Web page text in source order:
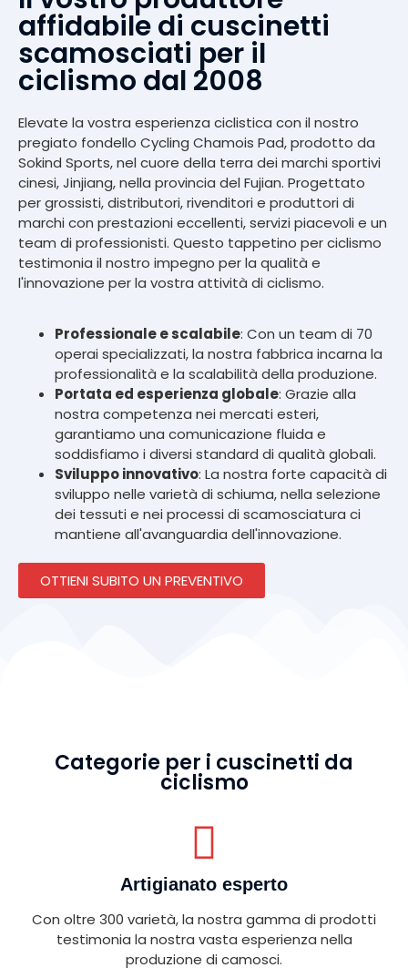
affidabile di cuscinetti
scamosciati per il
ciclismo dal 2008
Elevate la vostra esperienza ciclistica con il nostro
pregiato fondello Cycling Chamois Pad, prodotto da
Sokind Sports, nel cuore della terra dei marchi sportivi
cinesi, Jinjiang, nella provincia del Fujian. Progettato
per grossisti, distributori, rivenditori e produttori di
marchi con prestazioni eccellenti, servizi piacevoli e un
team di professionisti. Questo tappetino per ciclismo
testimonia il nostro impegno per la qualità e
l'innovazione per la vostra attività di ciclismo.
Professionale e scalabile: Con un team di 70
operai specializzati, la nostra fabbrica incarna la
professionalità e la scalabilità della produzione.
Portata ed esperienza globale: Grazie alla
nostra competenza nei mercati esteri,
garantiamo una comunicazione fluida e
soddisfiamo i diversi standard di qualità globali.
Sviluppo innovativo: La nostra forte capacità di
sviluppo nelle varietà di schiuma, nella selezione
dei tessuti e nei processi di scamosciatura ci
mantiene all'avanguardia dell'innovazione.
OTTIENI SUBITO UN PREVENTIVO
Categorie per i cuscinetti da
ciclismo
Artigianato esperto
Con oltre 300 varietà, la nostra gamma di prodotti
testimonia la nostra vasta esperienza nella
produzione di camosci.